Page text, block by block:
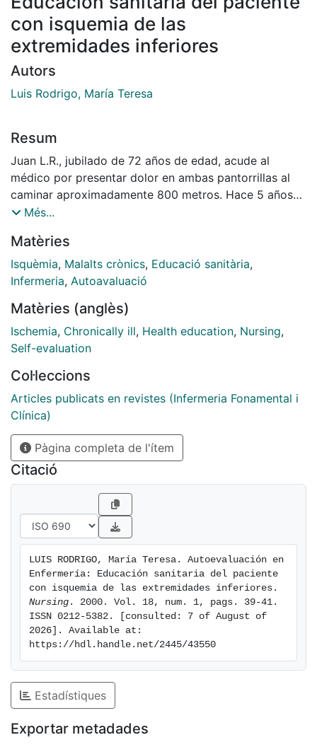
con isquemia de las
extremidades inferiores
Autors
Luis Rodrigo, María Teresa
Resum
Juan L.R., jubilado de 72 años de edad, acude al
médico por presentar dolor en ambas pantorrillas al
caminar aproximadamente 800 metros. Hace 5 años
se le diagnosticó diabetes mellitus e hiperlipidemia,
y dieta. La exploración física está dentro de la
normalidad, si se exceptúa la disminución del latido en
las arterias pedias. El médico diagnostica una
Més...
Matèries
Isquèmia, Malalts crònics, Educació sanitària,
Infermeria, Autoavaluació
Matèries (anglès)
Ischemia, Chronically ill, Health education, Nursing,
Self-evaluation
Col·leccions
Articles publicats en revistes (Infermeria Fonamental i
Clínica)
Pàgina completa de l'ítem
Citació
LUIS RODRIGO, María Teresa. Autoevaluación en
Enfermería: Educación sanitaria del paciente
Nursing . 2000. Vol. 18, num. 1, pags. 39-41.
ISSN 0212-5382. [consulted: 7 of August of
2026]. Available at:
https://hdl.handle.net/2445/43550
Estadístiques
Exportar metadades